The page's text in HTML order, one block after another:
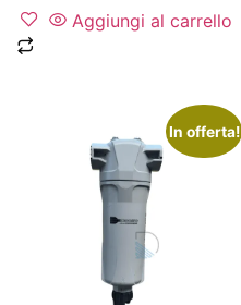
Aggiungi al carrello
In offerta!